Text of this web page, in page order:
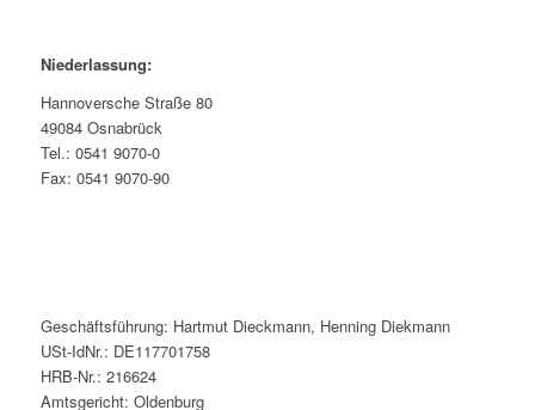
Niederlassung:
Hannoversche Straße 80
49084 Osnabrück
Tel.: 0541 9070-0
Fax: 0541 9070-90
Geschäftsführung: Hartmut Dieckmann, Henning Diekmann
USt-IdNr.: DE117701758
HRB-Nr.: 216624
Amtsgericht: Oldenburg